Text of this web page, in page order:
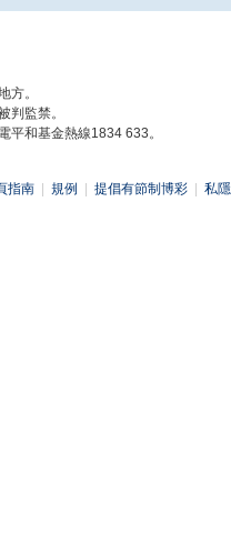
方。
判監禁。
平和基金熱線1834 633。
指南 規例 提倡有節制博彩 私